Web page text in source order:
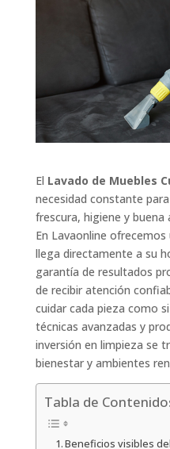
El Lavado de Muebles
necesidad constante
frescura, higiene y buena
En Lavaonline
llega directamente a su
garantía de resultados
de recibir atención
cuidar cada pieza como
técnicas avanzadas y
inversión en limpieza se
bienestar y ambientes
Tabla de
Beneficios visibles